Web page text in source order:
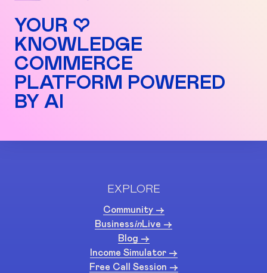
YOUR ♡
KNOWLEDGE
COMMERCE
PLATFORM POWERED
BY AI
EXPLORE
Community ->
BusinessinLive ->
Blog ->
Income Simulator ->
Free Call Session ->